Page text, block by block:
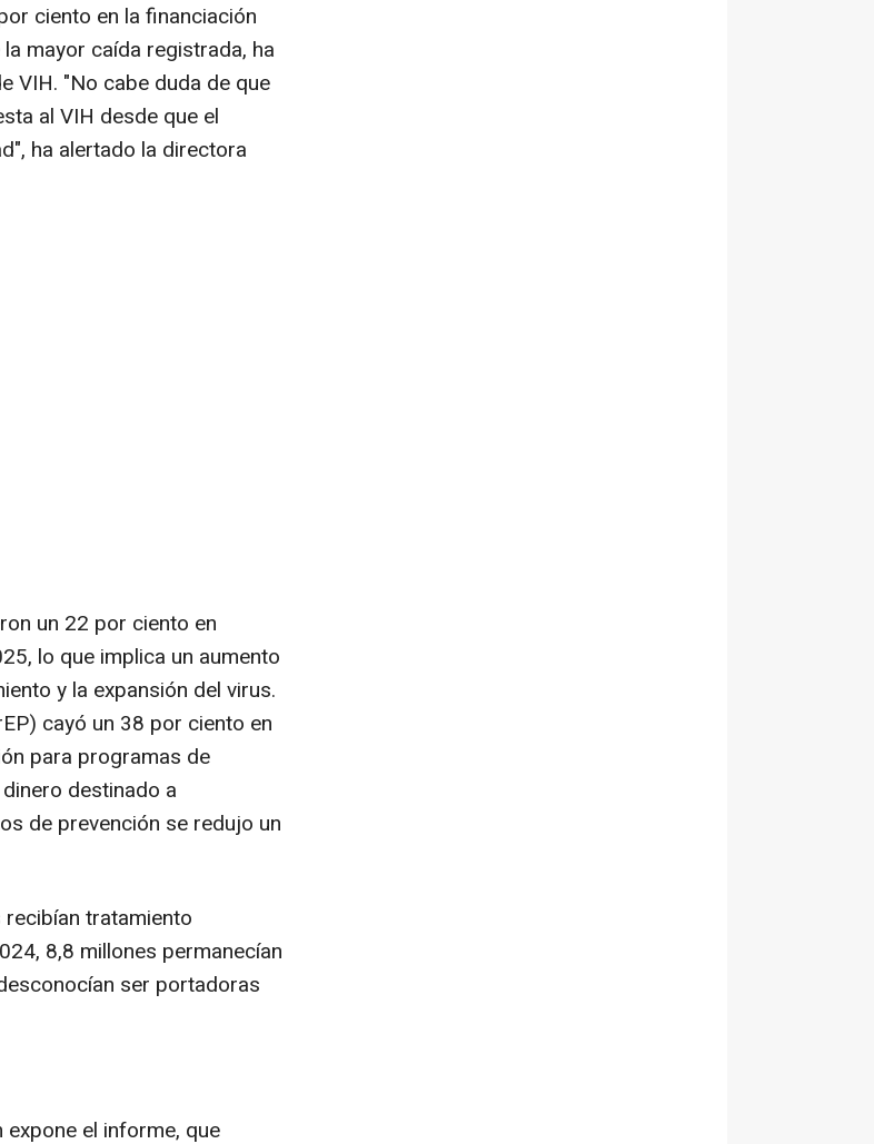
ciento en la financiación
mayor caída registrada, ha
VIH. "No cabe duda de que
al VIH desde que el
ha alertado la directora
un 22 por ciento en
lo que implica un aumento
y la expansión del virus.
cayó un 38 por ciento en
para programas de
destinado a
de prevención se redujo un
tratamiento
8,8 millones permanecían
ser portadoras
el informe, que